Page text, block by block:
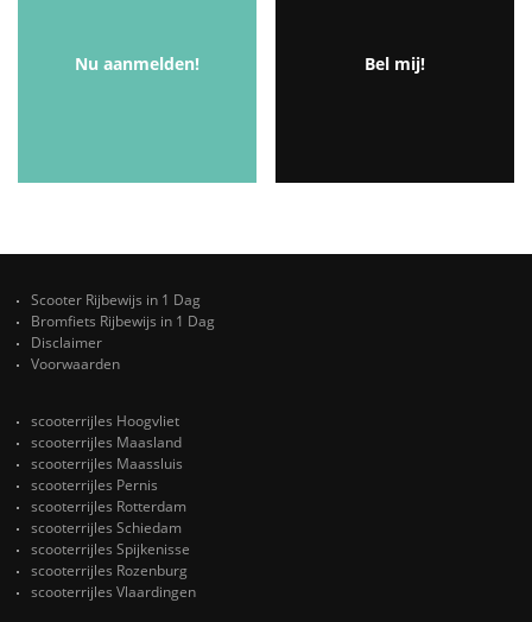
Nu aanmelden! Bel mij!
Scooter Rijbewijs in 1 Dag
Bromfiets Rijbewijs in 1 Dag
Disclaimer
Voorwaarden
scooterrijles Hoogvliet
scooterrijles Maasland
scooterrijles Maassluis
scooterrijles Pernis
scooterrijles Rotterdam
scooterrijles Schiedam
scooterrijles Spijkenisse
scooterrijles Rozenburg
scooterrijles Vlaardingen